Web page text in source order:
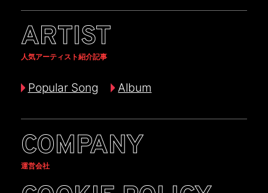
ARTIST
人気アーティスト紹介記事
Popular Song Album
COMPANY
運営会社